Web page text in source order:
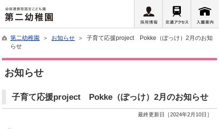
第二幼稚園 ＞ お知らせ ＞ 子育て応援project Pokke（ぽっけ）2月のお知
らせ
お知らせ
子育て応援project Pokke（ぽっけ）2月のお知らせ
最終更新日［2024年2月10日］